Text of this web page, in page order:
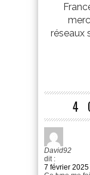
réseaux
4
David92
dit :
7 février